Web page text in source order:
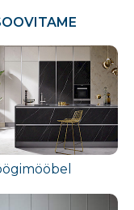
OÜ/"Voodid
õnnelikuna!“